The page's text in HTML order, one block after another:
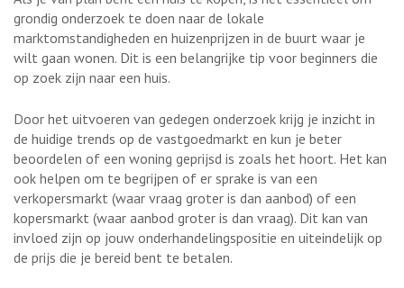
grondig onderzoek te doen naar de lokale
marktomstandigheden en huizenprijzen in de buurt waar je
wilt gaan wonen. Dit is een belangrijke tip voor beginners die
op zoek zijn naar een huis.
Door het uitvoeren van gedegen onderzoek krijg je inzicht in
de huidige trends op de vastgoedmarkt en kun je beter
beoordelen of een woning geprijsd is zoals het hoort. Het kan
ook helpen om te begrijpen of er sprake is van een
verkopersmarkt (waar vraag groter is dan aanbod) of een
kopersmarkt (waar aanbod groter is dan vraag). Dit kan van
invloed zijn op jouw onderhandelingspositie en uiteindelijk op
de prijs die je bereid bent te betalen.